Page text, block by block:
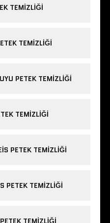
TEMIZLIĞI
TEMIZLIĞI
PETEK TEMIZLIĞI
TEMIZLIĞI
PETEK TEMIZLIĞI
PETEK TEMIZLIĞI
TEMIZLIĞI